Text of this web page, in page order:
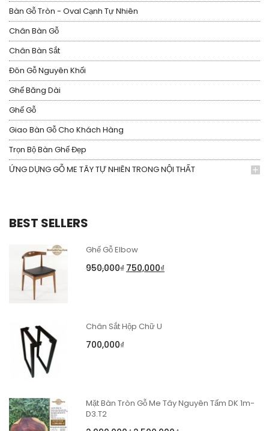
Bàn Gỗ Tròn - Oval Cạnh Tự Nhiên
Chân Bàn Gỗ
Chân Bàn Sắt
Đôn Gỗ Nguyên Khối
Ghế Băng Dài
Ghế Gỗ
Giao Bàn Gỗ Cho Khách Hàng
Trọn Bộ Bàn Ghế Đẹp
ỨNG DỤNG GỖ ME TÂY TỰ NHIÊN TRONG NỘI THẤT
BEST SELLERS
Ghế Gỗ Elbow
950,000₫ 750,000₫
Chân Sắt Hộp Chữ U
700,000₫
Mặt Bàn Tròn Gỗ Me Tây Nguyên Tấm DK 1m-
D3.T2